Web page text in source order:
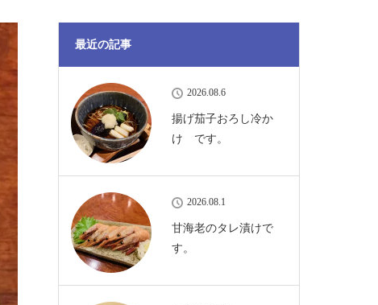
最近の記事
2026.08.6
揚げ茄子おろし冷か
け です。
2026.08.1
甘海老のタレ漬けで
す。